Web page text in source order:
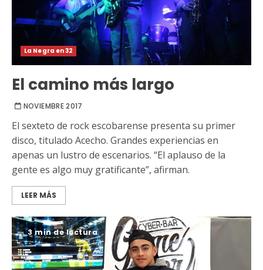
La Negra en 32
El camino más largo
NOVIEMBRE 2017
El sexteto de rock escobarense presenta su primer
disco, titulado Acecho. Grandes experiencias en
apenas un lustro de escenarios. “El aplauso de la
gente es algo muy gratificante”, afirman.
LEER MÁS
3 min de lectura